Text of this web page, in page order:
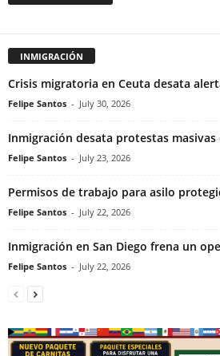
INMIGRACIÓN
Crisis migratoria en Ceuta desata
Felipe Santos - July 30, 2026
Inmigración desata protestas masivas
Felipe Santos - July 23, 2026
Permisos de trabajo para asilo
Felipe Santos - July 22, 2026
Inmigración en San Diego frena un
Felipe Santos - July 22, 2026